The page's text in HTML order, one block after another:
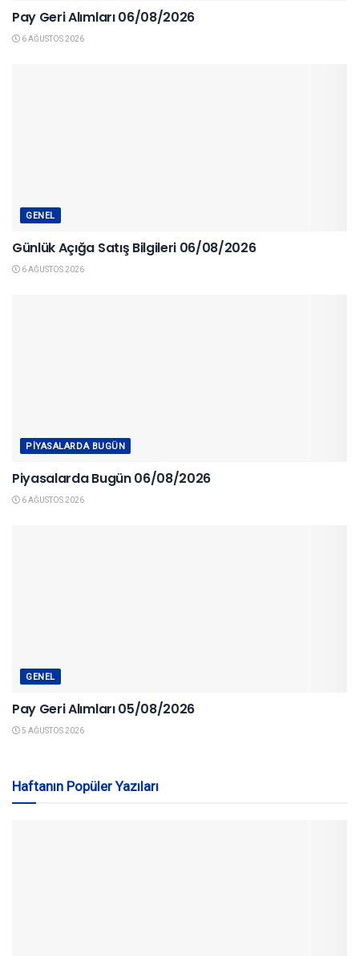
Pay Geri Alımları 06/08/2026
6 AĞUSTOS 2026
GENEL
Günlük Açığa Satış Bilgileri 06/08/2026
6 AĞUSTOS 2026
PIYASALARDA BUGÜN
Piyasalarda Bugün 06/08/2026
6 AĞUSTOS 2026
GENEL
Pay Geri Alımları 05/08/2026
5 AĞUSTOS 2026
Haftanın Popüler Yazıları